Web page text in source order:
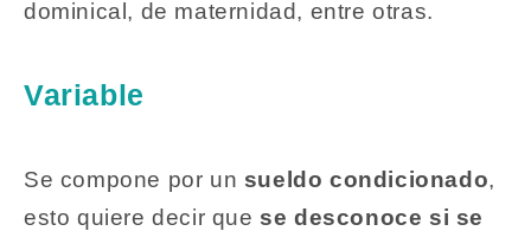
dominical, de maternidad, entre otras.
Variable
Se compone por un sueldo condicionado,
esto quiere decir que se desconoce si se